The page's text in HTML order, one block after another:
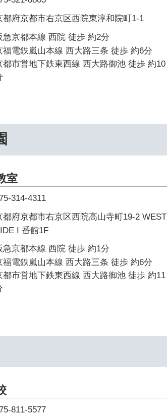
都府京都市右京区西院東淳和院町1-1
急京都本線 西院 徒歩 約2分
福電鉄嵐山本線 西大路三条 徒歩 約6分
都市営地下鉄東西線 西大路御池 徒歩 約10
室
314-4311
都府京都市右京区西院高山寺町19-2 WEST
I 番館1F
急京都本線 西院 徒歩 約1分
福電鉄嵐山本線 西大路三条 徒歩 約6分
都市営地下鉄東西線 西大路御池 徒歩 約11
811-5577